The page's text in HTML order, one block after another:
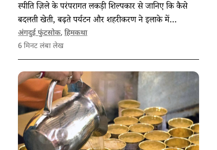
स्पीति ज़िले के परंपरागत लकड़ी शिल्पकार से जानिए कि कैसे
बदलती खेती, बढ़ते पर्यटन और शहरीकरण ने इलाके में
सामुदायिक जीवन और परंपरागत वास्तुकला को बदल दिया है।
अंगदुई फुंटसोक,हिमकथा
6 मिनट लंबा लेख